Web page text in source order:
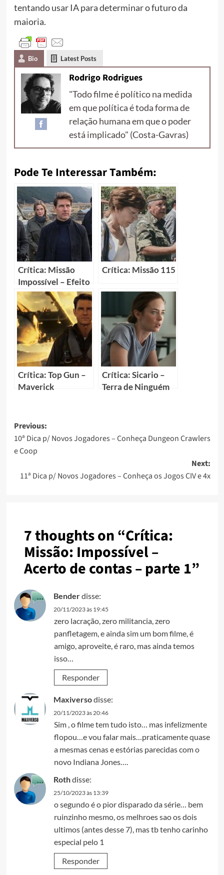
tentando usar IA para determinar o futuro da
maioria.
Bio Latest Posts
Rodrigo Rodrigues
"Todo filme é político na medida
em que política é toda forma de
relação humana em que o poder
está implicado" (Costa-Gavras)
Pode Te Interessar Também:
Crítica: Missão
Impossível – Efeito
Fallout (Mission:
Impossible –
Fallout)
Crítica: Missão 115
Crítica: Top Gun –
Maverick
Crítica: Sicario –
Terra de Ninguém
Previous:
10ª Dica p/ Novos Jogadores – Conheça Dungeon Crawlers
e Coop
Next:
11ª Dica p/ Novos Jogadores – Conheça os Jogos CIV e 4x
7 thoughts on “Crítica:
Missão: Impossível –
Acerto de contas – parte 1”
Benderdisse:
20/11/2023 às 19:45
zero lacração, zero militancia, zero
panfletagem, e ainda sim um bom filme, é
amigo, aproveite, é raro, mas ainda temos
isso…
Responder
Maxiversodisse:
20/11/2023 às 20:46
Sim , o filme tem tudo isto… mas infelizmente
flopou…e vou falar mais…praticamente quase
a mesmas cenas e estórias parecidas com o
novo Indiana Jones….
Rothdisse:
25/10/2023 às 13:39
o segundo é o pior disparado da série… bem
ruinzinho mesmo, os melhroes sao os dois
ultimos (antes desse 7), mas tb tenho carinho
especial pelo 1
Responder